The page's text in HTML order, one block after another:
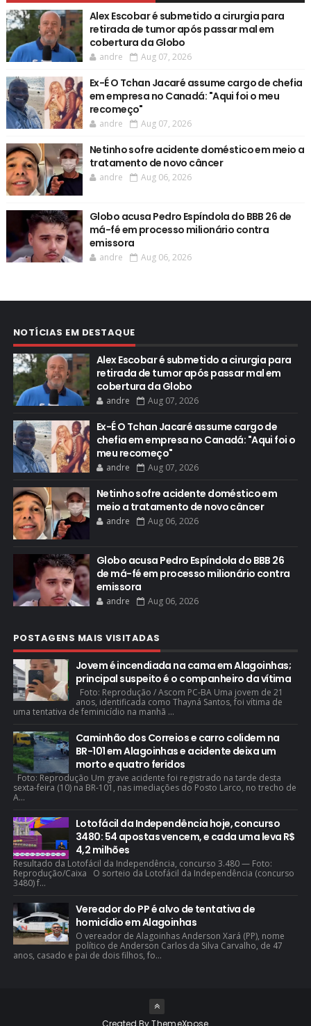
Alex Escobar é submetido a cirurgia para
retirada de tumor após passar mal em
cobertura da Globo
andre Aug 07, 2026
Ex-É O Tchan Jacaré assume cargo de chefia
em empresa no Canadá: "Aqui foi o meu
recomeço"
andre Aug 07, 2026
Netinho sofre acidente doméstico em meio a
tratamento de novo câncer
andre Aug 06, 2026
Globo acusa Pedro Espíndola do BBB 26 de
má-fé em processo milionário contra
emissora
andre Aug 06, 2026
NOTÍCIAS EM DESTAQUE
Alex Escobar é submetido a cirurgia para
retirada de tumor após passar mal em
cobertura da Globo
andre Aug 07, 2026
Ex-É O Tchan Jacaré assume cargo de
chefia em empresa no Canadá: "Aqui foi o
meu recomeço"
andre Aug 07, 2026
Netinho sofre acidente doméstico em
meio a tratamento de novo câncer
andre Aug 06, 2026
Globo acusa Pedro Espíndola do BBB 26
de má-fé em processo milionário contra
emissora
andre Aug 06, 2026
POSTAGENS MAIS VISITADAS
Jovem é incendiada na cama em Alagoinhas;
principal suspeito é o companheiro da vítima
Foto: Reprodução / Ascom PC-BA Uma jovem de 21
anos, identificada como Thayná Santos, foi vítima de
uma tentativa de feminicídio na manhã ...
Caminhão dos Correios e carro colidem na
BR-101 em Alagoinhas e acidente deixa um
morto e quatro feridos
Foto: Reprodução Um grave acidente foi registrado na tarde desta
sexta-feira (10) na BR-101, nas imediações do Posto Larco, no trecho de
A...
Lotofácil da Independência hoje, concurso
3480: 54 apostas vencem, e cada uma leva R$
4,2 milhões
Resultado da Lotofácil da Independência, concurso 3.480 — Foto:
Reprodução/Caixa O sorteio da Lotofácil da Independência (concurso
3480) f...
Vereador do PP é alvo de tentativa de
homicídio em Alagoinhas
O vereador de Alagoinhas Anderson Xará (PP), nome
político de Anderson Carlos da Silva Carvalho, de 47
anos, casado e pai de dois filhos, fo...